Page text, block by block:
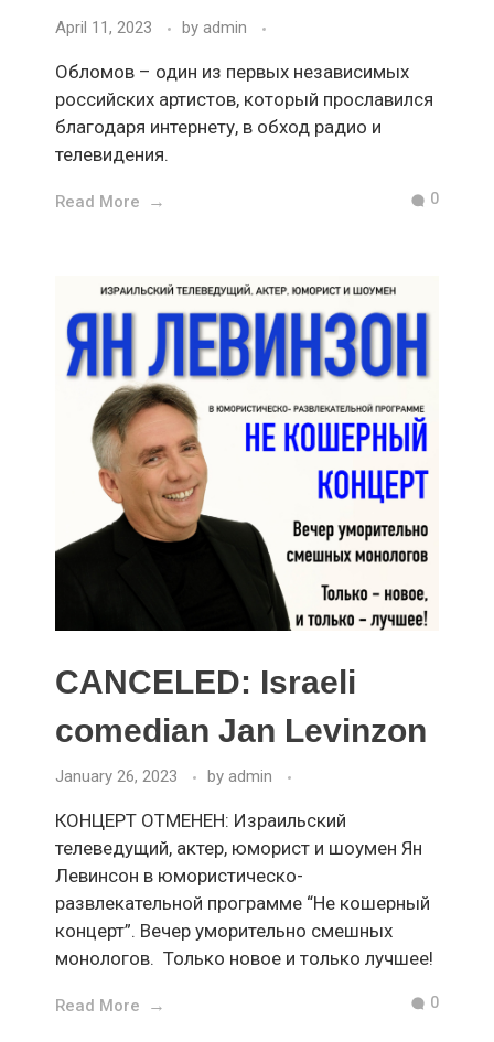
April 11, 2023 by admin
Обломов – один из первых независимых
российских артистов, который прославился
благодаря интернету, в обход радио и
телевидения.
Read More 0
CANCELED: Israeli
comedian Jan Levinzon
January 26, 2023 by admin
КОНЦЕРТ ОТМЕНЕН: Израильский
телеведущий, актер, юморист и шоумен Ян
Левинсон в юмористическо-
развлекательной программе “Не кошерный
концерт”. Вечер уморительно смешных
монологов. Только новое и только лучшее!
Read More 0